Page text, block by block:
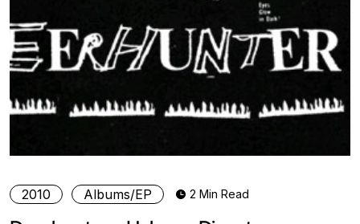
2010 Albums/EP 2 Min Read